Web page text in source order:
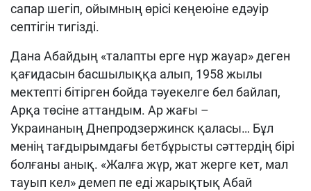
сапар шегіп, ойымның өрісі кеңеюіне едәуір
септігін тигізді.
Дана Абайдың «талапты ерге нұр жауар» деген
қағидасын басшылыққа алып, 1958 жылы
мектепті бітірген бойда тәуекелге бел байлап,
Арқа төсіне аттандым. Ар жағы –
Украинаның Днепродзержинск қаласы… Бұл
менің тағдырымдағы бетбұрысты сәттердің бірі
болғаны анық. «Жалға жүр, жат жерге кет, мал
тауып кел» демеп пе еді жарықтық Абай